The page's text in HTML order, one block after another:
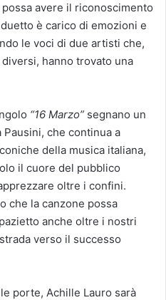
avere il riconoscimento
è carico di emozioni e
le voci di due artisti che,
hanno trovato una
“16 Marzo” segnano un
che continua a
della musica italiana,
il cuore del pubblico
oltre i confini.
che la canzone possa
anche oltre i nostri
verso il successo
porte, Achille Lauro sarà